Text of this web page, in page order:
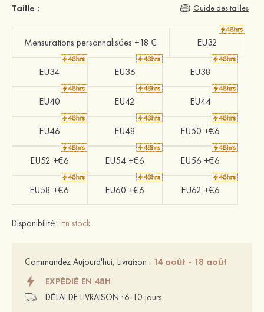
Taille : Guide des tailles
Mensurations personnalisées +18 € EU32
EU34 EU36 EU38
EU40 EU42 EU44
EU46 EU48 EU50 +€6
EU52 +€6 EU54 +€6 EU56 +€6
EU58 +€6 EU60 +€6 EU62 +€6
Disponibilité : En stock
Commandez Aujourd'hui, Livraison : 14 août - 18 août
EXPÉDIÉ EN 48H
DÉLAI DE LIVRAISON : 6-10 jours